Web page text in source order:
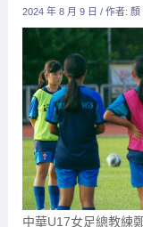
2024 年 8 月 9 日/ 作者:顏
中華U17女足總教練